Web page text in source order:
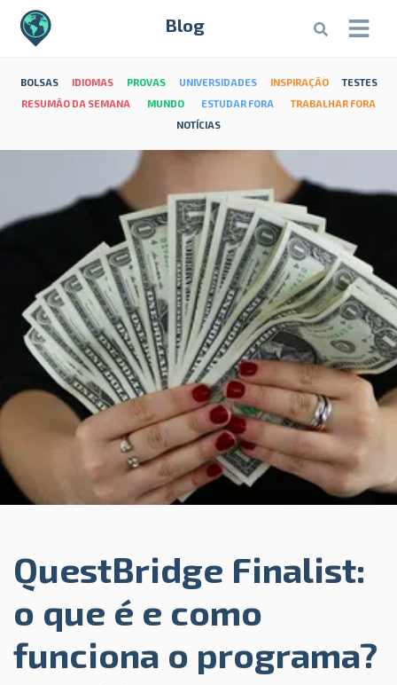
Blog
BOLSAS IDIOMAS PROVAS UNIVERSIDADES INSPIRAÇÃO
TESTES
RESUMÃO DA SEMANA
MUNDO ESTUDAR FORA
TRABALHAR FORA
NOTÍCIAS
QuestBridge Finalist:
o que é e como
funciona o programa?